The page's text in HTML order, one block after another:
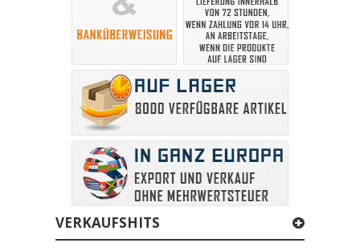
VERKAUFSHITS